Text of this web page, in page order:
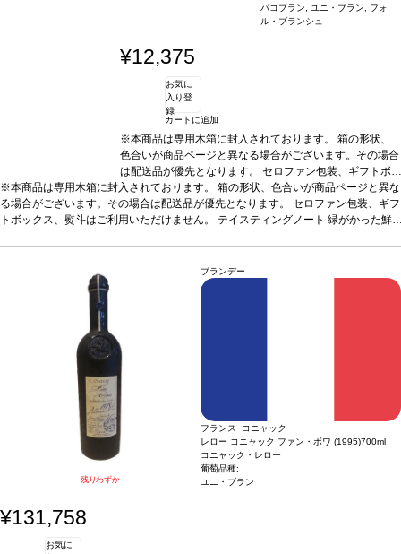
バコブラン, ユニ・ブラン, フォ
ル・ブランシュ
¥12,375
お気に
入り登
録
カートに追加
※本商品は専用木箱に封入されております。 箱の形状、
色合いが商品ページと異なる場合がございます。その場合
は配送品が優先となります。 セロファン包装、ギフトボ
ックス、熨斗はご利用いただけません。テイスティング
ノート緑がかった鮮やかで綺麗な琥珀色。複雑で滑らか
なノーズは、トーストアーモンドとスパイスを伴う。口に
ろやか。長い余韻が口中で広がる、エレガントで美しい、
洗練された一本。合う料理
※本商品は専用木箱に封入されております。 箱の形状、色合いが商品ページと異な
る場合がございます。その場合は配送品が優先となります。 セロファン包装、ギフ
トボックス、熨斗はご利用いただけません。 テイスティングノート 緑がかった鮮
したリッチなタンニンが広がり、とてもまろやか。長い余韻が口中で広がる、エレ
ガントで美しい、洗練された一本。
合う料理
バコ、フォル・ブランシュ、ユニ・ブラン
残りわずか
ブランデー
フランス コニャック
レロー コニャック ファン・ボワ (1995)700ml
コニャック・レロー
葡萄品種:
ユニ・ブラン
¥131,758
お気に